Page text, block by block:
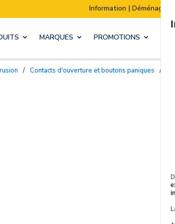
| Déménagement de notre stock :
MARQUES PROMOTIONS
/ Contacts d'ouverture et boutons paniques /